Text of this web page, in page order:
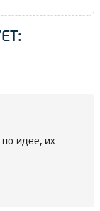
по идее, их